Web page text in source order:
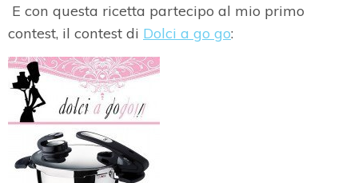
E con questa ricetta partecipo al mio primo
contest, il contest di Dolci a go go: